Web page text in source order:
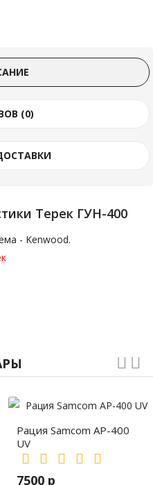
(0)
Терек ГУН-400
- Kenwood.
Рация Samcom AP-400
UV
7500 р